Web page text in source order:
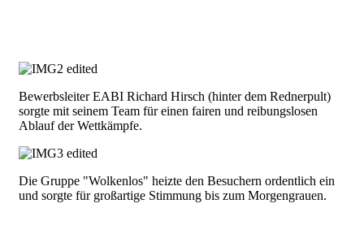
Bewerbsleiter EABI Richard Hirsch (hinter dem Rednerpult)
sorgte mit seinem Team für einen fairen und reibungslosen
Ablauf der Wettkämpfe.
Die Gruppe "Wolkenlos" heizte den Besuchern ordentlich ein
und sorgte für großartige Stimmung bis zum Morgengrauen.